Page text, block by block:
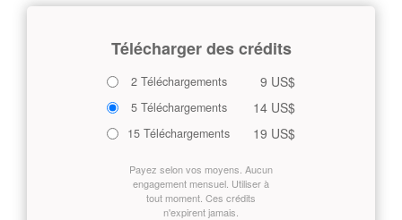
Télécharger des crédits
2 Téléchargements 9 US$
5 Téléchargements 14 US$
15 Téléchargements 19 US$
Payez selon vos moyens. Aucun
engagement mensuel. Utiliser à
tout moment. Ces crédits
n'expirent jamais.